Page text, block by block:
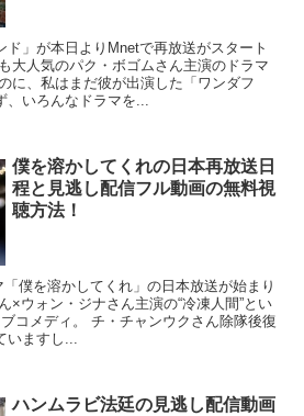
ド」が本日よりMnetで再放送がスタート
大人気のパク・ボゴムさん主演のドラマ
に、私はまだ彼が出演した「ワンダフ
、いろんなドラマを...
僕を溶かしてくれの日本再放送日
程と見逃し配信フル動画の無料視
聴方法！
僕を溶かしてくれ」の日本放送が始まり
×ウォン・ジナさん主演の“冷凍人間”とい
コメディ。 チ・チャンウクさん除隊後復
ますし...
ハンムラビ法廷の見逃し配信動画